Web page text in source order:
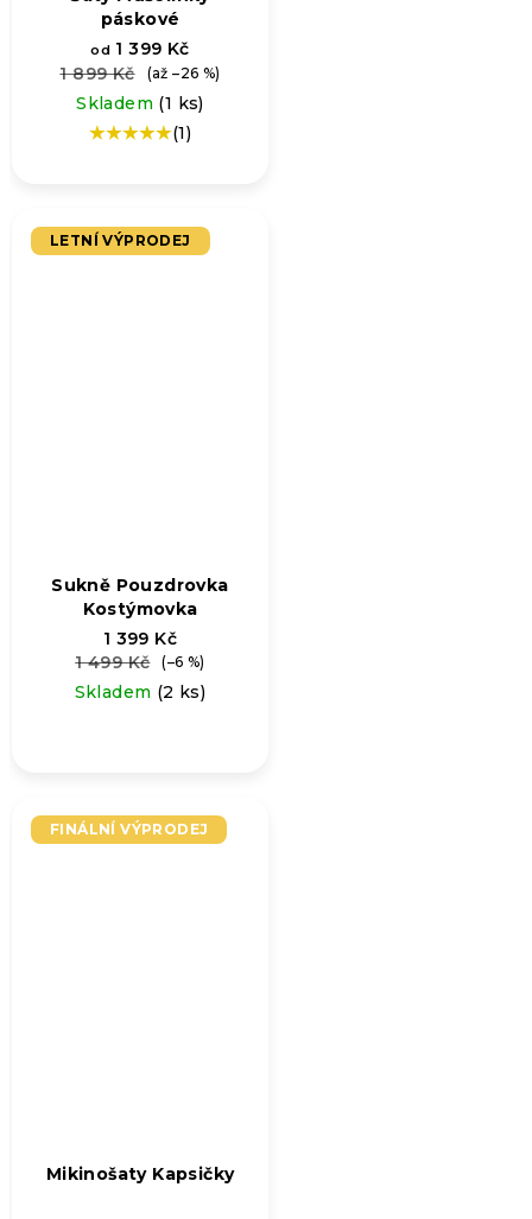
páskové
od 1 399 Kč
1 899 Kč
(až –26 %)
Skladem (1 ks)
Průměrné
5,0
z
(1)
LETNÍ VÝPRODEJ
Sukně Pouzdrovka
Kostýmovka
1 399 Kč
1 499 Kč
(–6 %)
Skladem (2 ks)
FINÁLNÍ VÝPRODEJ
Mikinošaty Kapsičky